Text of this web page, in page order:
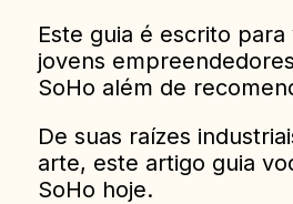
Este guia é escrito
jovens
SoHo além de
De suas raízes
arte, este artigo guia
SoHo hoje.